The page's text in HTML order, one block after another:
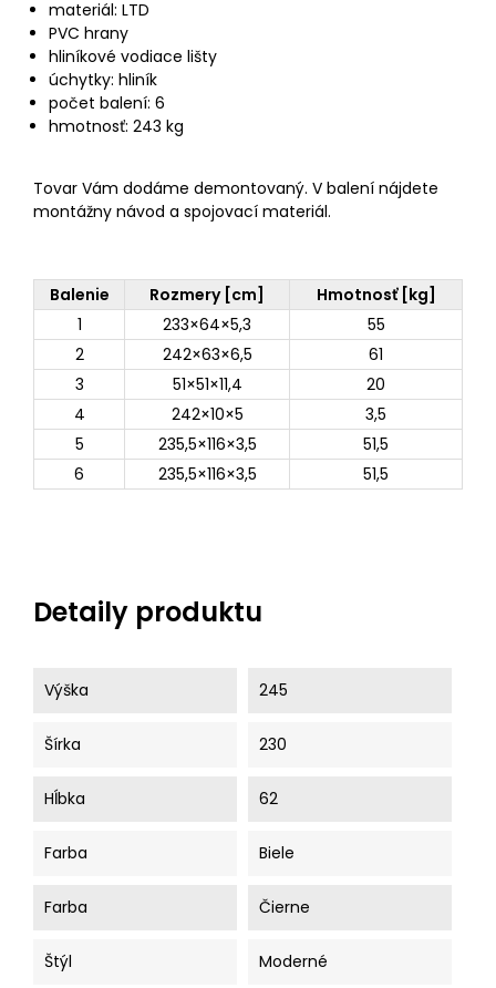
materiál: LTD
PVC hrany
hliníkové vodiace lišty
úchytky: hliník
počet balení: 6
hmotnosť: 243 kg
Tovar Vám dodáme demontovaný. V balení nájdete
montážny návod a spojovací materiál.
Balenie Rozmery [cm]
Hmotnosť [kg]
1
233×64×5,3
55
2
242×63×6,5
61
3
51×51×11,4
20
4
242×10×5
3,5
5
235,5×116×3,5
51,5
6
235,5×116×3,5 51,5
Detaily produktu
Výška 245
Šírka 230
Hĺbka 62
Farba Biele
Farba Čierne
Štýl Moderné